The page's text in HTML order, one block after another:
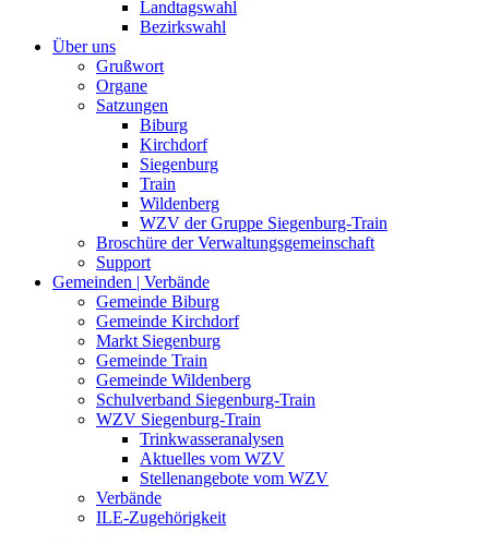
Landtagswahl
Bezirkswahl
Über uns
Grußwort
Organe
Satzungen
Biburg
Kirchdorf
Siegenburg
Train
Wildenberg
WZV der Gruppe Siegenburg-Train
Broschüre der Verwaltungsgemeinschaft
Support
Gemeinden | Verbände
Gemeinde Biburg
Gemeinde Kirchdorf
Markt Siegenburg
Gemeinde Train
Gemeinde Wildenberg
Schulverband Siegenburg-Train
WZV Siegenburg-Train
Trinkwasseranalysen
Aktuelles vom WZV
Stellenangebote vom WZV
Verbände
ILE-Zugehörigkeit